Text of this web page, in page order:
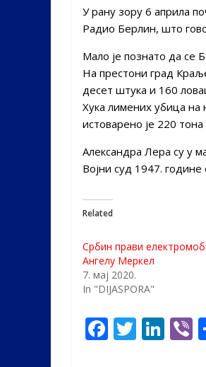
У рану зору 6 априла
Радио Берлин, што
Мало је познато да се
На престони град
десет штука и 160
Хука лимених убица на
истоварено је 220 тона
Александра Лера су у
Војни суд 1947.
Related
Србин прави
Ангелу Меркел
7. мај 2020.
In "DIJASPORA"
F
ac
T
w
Li
n b